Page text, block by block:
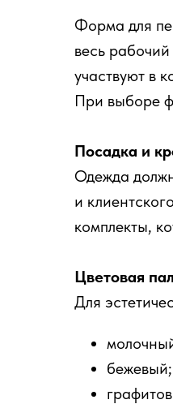
Форма для
весь
участвуют в
При выборе
Посадка и
Одежда
и
комплекты,
Цветовая
Для
бежевый;